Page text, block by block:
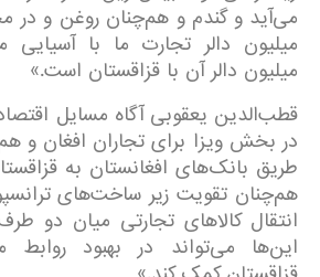
میلیون دالر آن با قزاقستان است.»
قطب‌الدین یعقوبی آگاه مسایل
در بخش ویزا برای تجاران افغان و
طریق بانک‌های افغانستان به
هم‌چنان تقویت زیر ساخت‌های
انتقال کالاهای تجارتی میان دو
این‌ها می‌تواند در بهبود روابط